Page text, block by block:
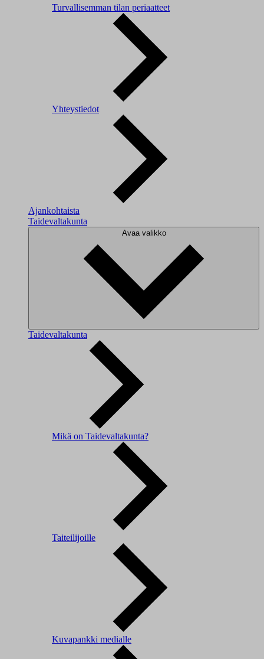
Turvallisemman tilan periaatteet
Yhteystiedot
Ajankohtaista
Taidevaltakunta
Avaa valikko
Taidevaltakunta
Mikä on Taidevaltakunta?
Taiteilijoille
Kuvapankki medialle